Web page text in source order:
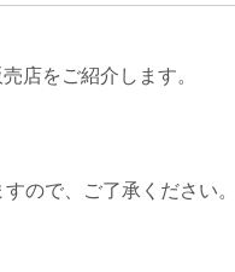
店をご紹介します。
ので、ご了承ください。